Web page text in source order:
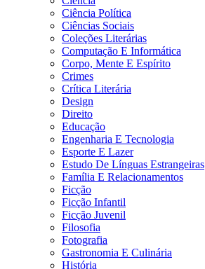
Ciência Política
Ciências Sociais
Coleções Literárias
Computação E Informática
Corpo, Mente E Espírito
Crimes
Crítica Literária
Design
Direito
Educação
Engenharia E Tecnologia
Esporte E Lazer
Estudo De Línguas Estrangeiras
Família E Relacionamentos
Ficção
Ficção Infantil
Ficção Juvenil
Filosofia
Fotografia
Gastronomia E Culinária
História